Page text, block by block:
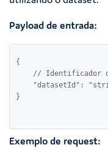
Payload de entrada:
{
// Identificador
"datasetId":
Exemplo de request: